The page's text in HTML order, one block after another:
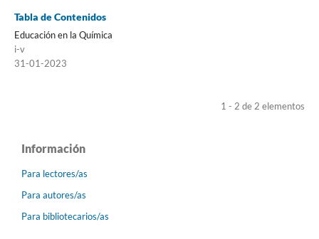
Tabla de Contenidos
Educación en la Química
i-v
31-01-2023
1 - 2 de 2 elementos
Información
Para lectores/as
Para autores/as
Para bibliotecarios/as